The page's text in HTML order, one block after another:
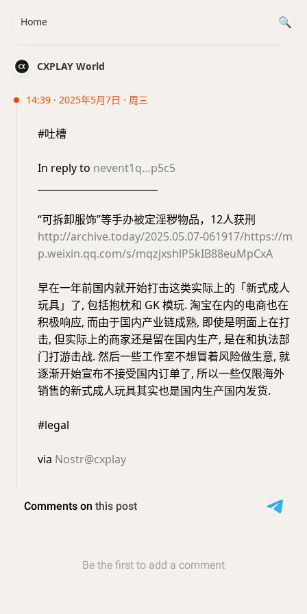
CXPLAY World
14:39 · 2025年5月7日 · 周三
#吐槽
In reply to nevent1q…p5c5
“可拆卸服饰”等手办被定淫秽物品，12人获刑
http://archive.today/2025.05.07-061917/https://m
p.weixin.qq.com/s/mqzjxshlP5kIB88euMpCxA
早在一年前国内就开始打击这类实际上的「新式成人
玩具」了, 包括抱枕和 GK 模玩. 淘宝在内的电商也在
积极响应, 而由于国内产业链成熟, 即使是明面上在打
击, 但实际上的商家还是留在国内生产, 是在和执法部
门打游击战. 然后一些工作室不想冒着风险做生意, 就
逐渐开始宣布不接受国内订单了, 所以一些仅限海外
销售的新式成人玩具其实也是国内生产国内发货.
#legal
via Nostr@cxplay
Home